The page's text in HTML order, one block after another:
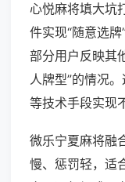
心悦麻将填大坑
件实现“随意选牌
部分用户反映其
人牌型”的情况
等技术手段实现
微乐宁夏麻将融
慢、惩罚轻，适